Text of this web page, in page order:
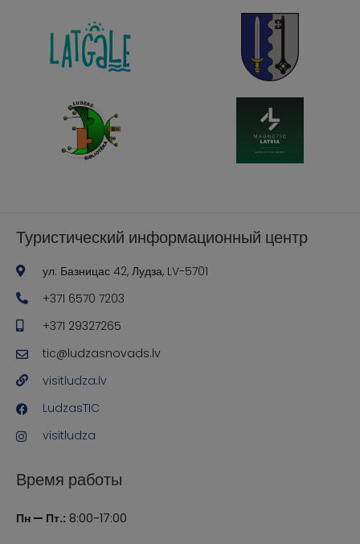
Туристический информационный центр
ул. Базницас 42, Лудза, LV-5701
+371 6570 7203
+371 29327265
tic@ludzasnovads.lv
visitludza.lv
LudzasTIC
visitludza
Время работы
Пн — Пт.: 8:00-17:00